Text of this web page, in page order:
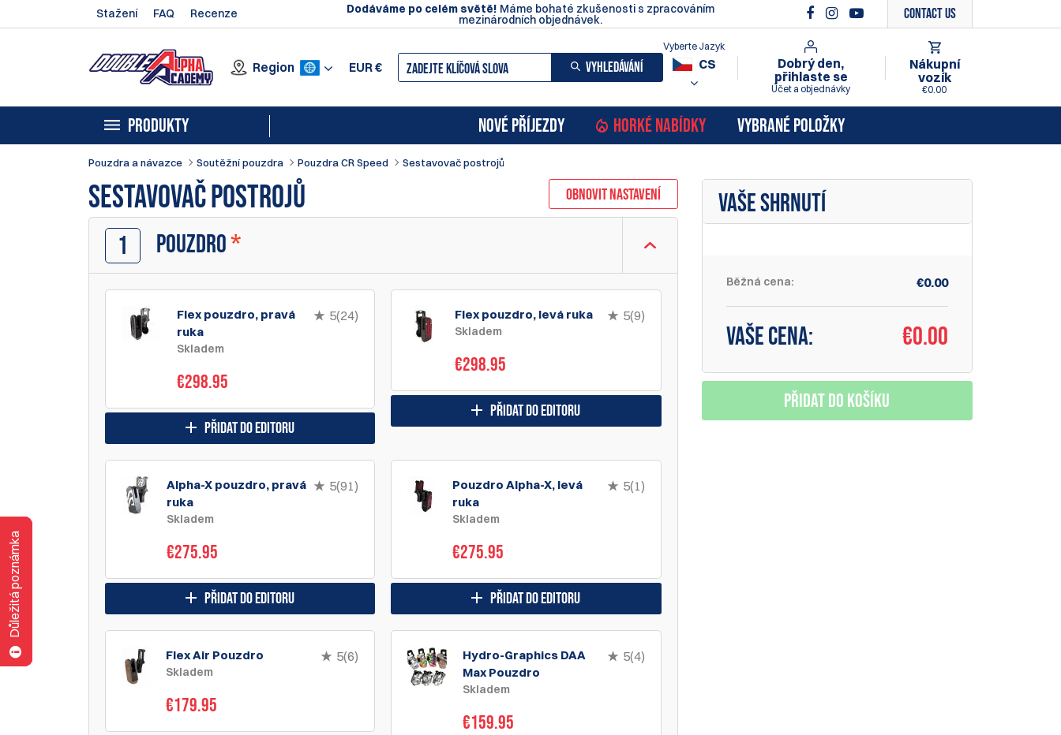
Stažení FAQ Recenze Dodáváme po celém světě! Máme bohaté zkušenosti s zpracováním
mezinárodních objednávek. Contact Us
Region EUR€ VYHLEDÁVÁNÍ CS
Vyberte Jazyk
Dobrý den,
přihlaste se
Účet a objednávky
Nákupní
vozík
€0.00
PRODUKTY NOVÉ PŘÍJEZDY HORKÉ NABÍDKY VYBRANÉ POLOŽKY
Pouzdra a návazce Soutěžní pouzdra Pouzdra CR Speed Sestavovač postrojů
Sestavovač postrojů OBNOVIT NASTAVENÍ
1 POUZDRO*
Flex pouzdro, pravá
ruka
Skladem
€298.95
5(24)
přidat do editoru
Flex pouzdro, levá ruka
Skladem
€298.95
5(9)
přidat do editoru
Alpha-X pouzdro, pravá
ruka
Skladem
€275.95
5(91)
přidat do editoru
Pouzdro Alpha-X, levá
ruka
Skladem
€275.95
5(1)
přidat do editoru
Flex Air Pouzdro
Skladem
€179.95
5(6)
Hydro-Graphics DAA
Max Pouzdro
Skladem
€159.95
5(4)
VAŠE SHRNUTÍ
Běžná cena: €0.00
Vaše cena: €0.00
Přidat do košíku
Důležitá poznámka
Důležitá poznámka
Důležitá poznámka
Důležitá poznámka